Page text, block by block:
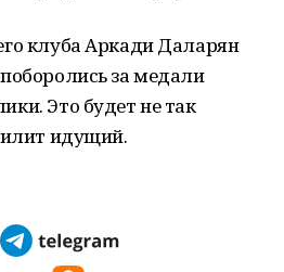
клуба Аркади Даларян
за медали
Это будет не так
идущий.